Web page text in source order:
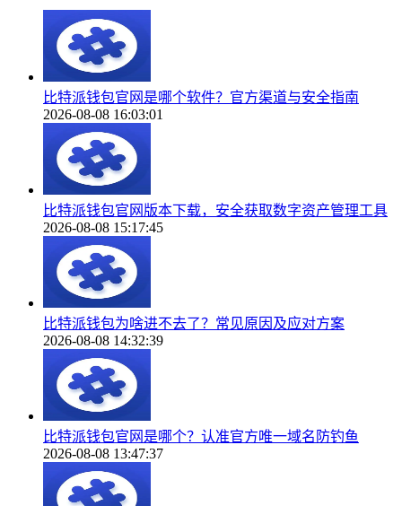
比特派钱包官网是哪个软件？官方渠道与安全指南
2026-08-08 16:03:01
比特派钱包官网版本下载，安全获取数字资产管理工具
2026-08-08 15:17:45
比特派钱包为啥进不去了？常见原因及应对方案
2026-08-08 14:32:39
比特派钱包官网是哪个？认准官方唯一域名防钓鱼
2026-08-08 13:47:37